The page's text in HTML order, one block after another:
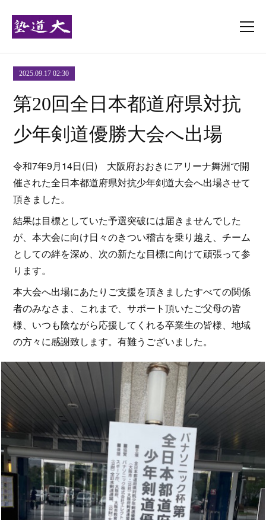
2025.09.17 02:30
第20回全日本都道府県対抗
少年剣道優勝大会へ出場
令和7年9月14日(日) 大阪府おおきにアリーナ舞洲で開
催された全日本都道府県対抗少年剣道大会へ出場させて
頂きました。
結果は目標としていた予選突破には届きませんでした
が、本大会に向け日々のきつい稽古を乗り越え、チーム
としての絆を深め、次の新たな目標に向けて頑張って参
ります。
本大会へ出場にあたりご支援を頂きましたすべての関係
者のみなさま、これまで、サポート頂いたご父母の皆
様、いつも陰ながら応援してくれる卒業生の皆様、地域
の方々に感謝致します。有難うございました。